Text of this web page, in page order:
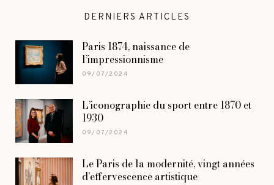
DERNIERS ARTICLES
Paris 1874, naissance de
l’impressionnisme
09/07/2024
L’iconographie du sport entre 1870 et
1930
09/07/2024
Le Paris de la modernité, vingt années
d’effervescence artistique